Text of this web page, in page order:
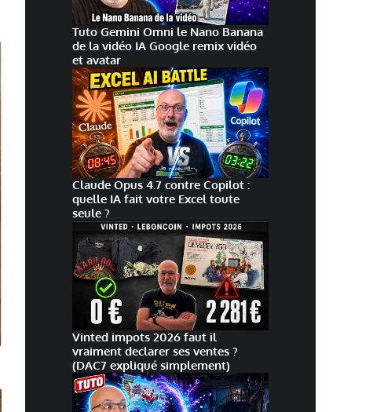
Tuto Gemini Omni le Nano Banana
de la vidéo IA Google remix vidéo
et avatar
Claude Opus 4.7 contre Copilot :
quelle IA fait votre Excel toute
seule ?
Vinted impots 2026 faut il
vraiment declarer ses ventes ?
(DAC7 expliqué simplement)